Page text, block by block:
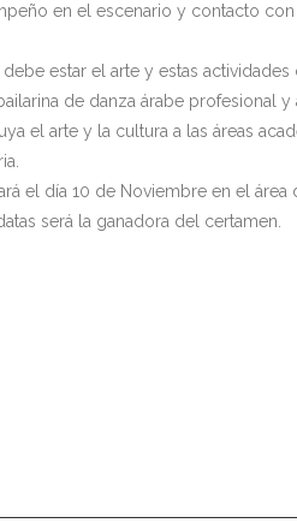
en el escenario y contacto
estar el arte y estas
de danza árabe profesional
el arte y la cultura a las áreas
el día 10 de Noviembre en el
será la ganadora del certamen.